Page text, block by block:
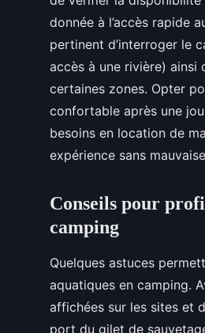
donnée à l’accès rapide
pertinent d’interroger le
accès à une rivière) ainsi
certaines zones. Opter
confortable après une
besoins en location de
expérience sans
Conseils pour
camping
Quelques astuces
aquatiques en camping.
affichées sur les sites et
port du gilet de